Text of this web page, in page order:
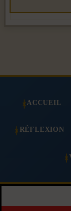
ACCUEIL
RÉFLEXION